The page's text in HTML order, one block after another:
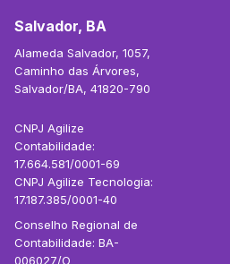
Salvador, BA
Alameda Salvador, 1057,
Caminho das Árvores,
Salvador/BA, 41820-790
CNPJ Agilize
Contabilidade:
17.664.581/0001-69
CNPJ Agilize Tecnologia:
17.187.385/0001-40
Conselho Regional de
Contabilidade: BA-
006027/O